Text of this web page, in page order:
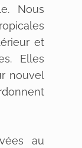
Nous
et
Elles
nouvel
au